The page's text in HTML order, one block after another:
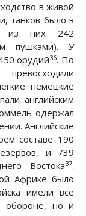
в живой
танков было в
из них 242
пушками). У
орудий36. По
немецкие
английским
одержал
Английские
составе 190
и 739
Востока37.
Африке было
имели все
обороне, но и